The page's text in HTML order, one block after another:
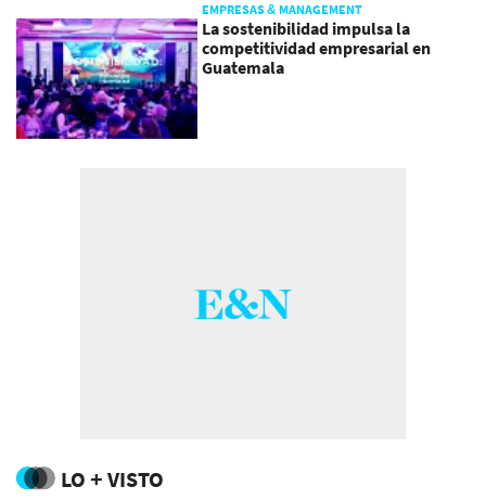
EMPRESAS & MANAGEMENT
La sostenibilidad impulsa la
competitividad empresarial en
Guatemala
LO + VISTO